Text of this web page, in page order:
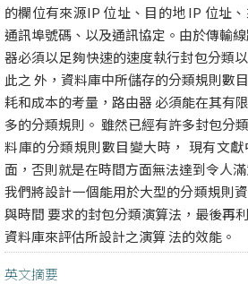
的欄位有來源IP 位址、目的地 IP 位址
通訊埠號碼、以及通訊協定。由於傳輸
器必須以足夠快速的速度執行封包分類
此之 外，資料庫中所儲存的分類規則數
耗和成本的考量，路由器 必須能在其有
多的分類規則。 雖然已經有許多封包分
料庫的分類規則數目變大時， 現有文
面，否則就是在時間方面無法達到令人
我們將設計一個能用於大型的分類規則
與時間 要求的封包分類演算法，最後再
資料庫來評估所設計之演算 法的效能。
英文摘要